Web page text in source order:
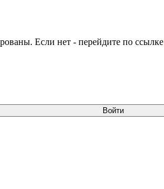
Если нет - перейдите по ссылке
Войти